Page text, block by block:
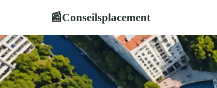
📰Conseilsplacement